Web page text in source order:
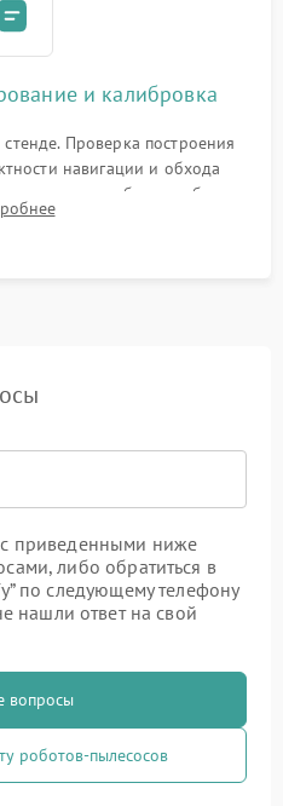
и калибровка
Проверка построения
навигации и обхода
и работы турбины.
возврата на док-станцию и
приведенными ниже
либо обратиться в
по следующему телефону
нашли ответ на свой
вопросы
роботов-пылесосов